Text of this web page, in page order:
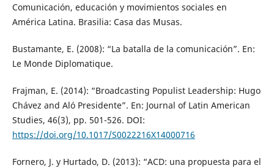
Comunicación, educación y movimientos sociales en
América Latina. Brasilia: Casa das Musas.
Bustamante, E. (2008): “La batalla de la comunicación”. En:
Le Monde Diplomatique.
Frajman, E. (2014): “Broadcasting Populist Leadership: Hugo
Chávez and Aló Presidente”. En: Journal of Latin American
Studies, 46(3), pp. 501-526. DOI:
https://doi.org/10.1017/S0022216X14000716
Fornero, J. y Hurtado, D. (2013): “ACD: una propuesta para el